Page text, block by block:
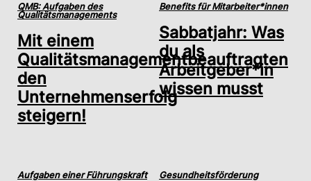
QMB: Aufgaben des
Qualitätsmanagements
Mit einem
Qualitätsmanagementbeauftragten
den
Unternehmenserfolg
steigern!
Benefits für Mitarbeiter*innen
Sabbatjahr: Was
du als
Arbeitgeber*in
wissen musst
Aufgaben einer Führungskraft Gesundheitsförderung